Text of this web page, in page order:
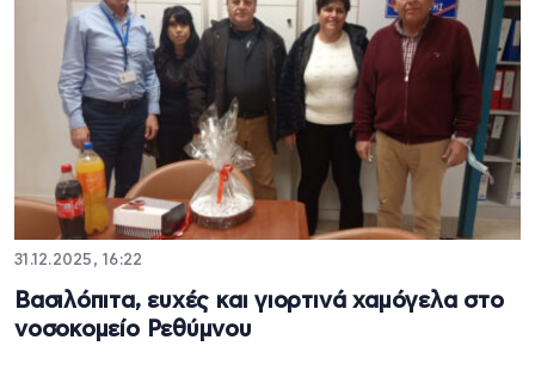
31.12.2025, 16:22
Βασιλόπιτα, ευχές και γιορτινά χαμόγελα στο
νοσοκομείο Ρεθύμνου